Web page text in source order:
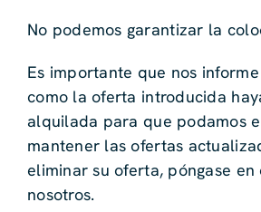
No podemos garantizar la
Es importante que nos
como la oferta introducida
alquilada para que podamos
mantener las ofertas
eliminar su oferta, póngase en
nosotros.